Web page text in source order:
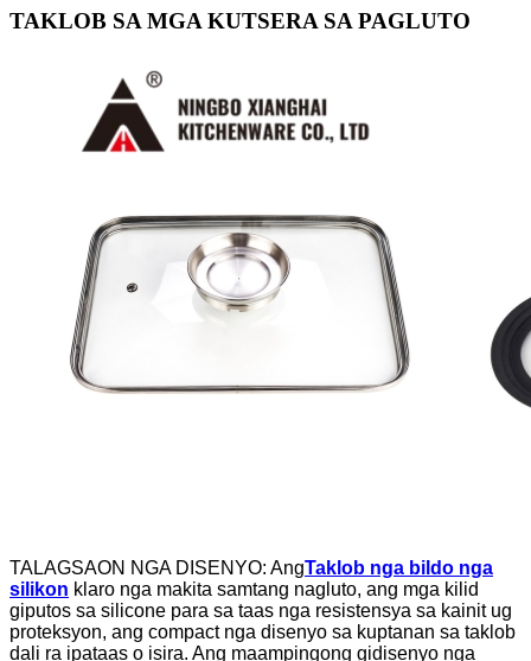
TAKLOB SA MGA KUTSERA SA PAGLUTO
TALAGSAON NGA DISENYO: AngTaklob nga bildo nga
silikon klaro nga makita samtang nagluto, ang mga kilid
giputos sa silicone para sa taas nga resistensya sa kainit ug
proteksyon, ang compact nga disenyo sa kuptanan sa taklob
dali ra ipataas o isira. Ang maampingong gidisenyo nga